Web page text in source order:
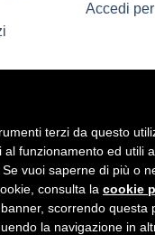
Accedi
SERVIZI B2B
PRIVACY E
i cookie per migliorare
di accettare questo
terzi da questo
al funzionamento ed utili
vuoi saperne di più o
consulta la cookie
scorrendo questa
la navigazione in